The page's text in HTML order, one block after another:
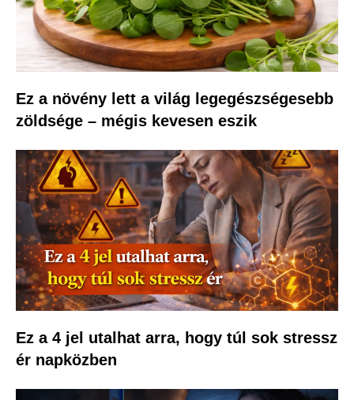
Ez a növény lett a világ legegészségesebb
zöldsége – mégis kevesen eszik
Ez a 4 jel utalhat arra, hogy túl sok stressz
ér napközben